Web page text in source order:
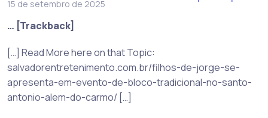
15 de setembro de 2025
… [Trackback]
[…] Read More here on that Topic:
salvadorentretenimento.com.br/filhos-de-jorge-se-
apresenta-em-evento-de-bloco-tradicional-no-santo-
antonio-alem-do-carmo/ […]